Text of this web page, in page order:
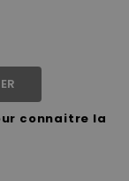
connaitre la